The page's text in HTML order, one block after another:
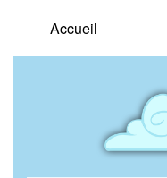
Accueil